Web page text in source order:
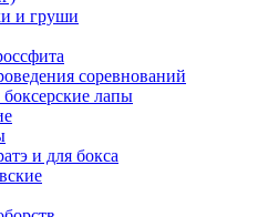
и груши
соревнований
лапы
и для бокса